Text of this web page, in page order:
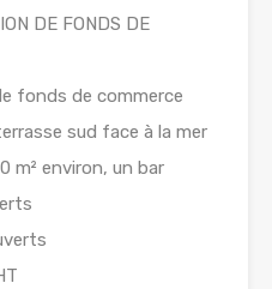
DE FONDS DE
fonds de commerce
sud face à la mer
m² environ, un bar